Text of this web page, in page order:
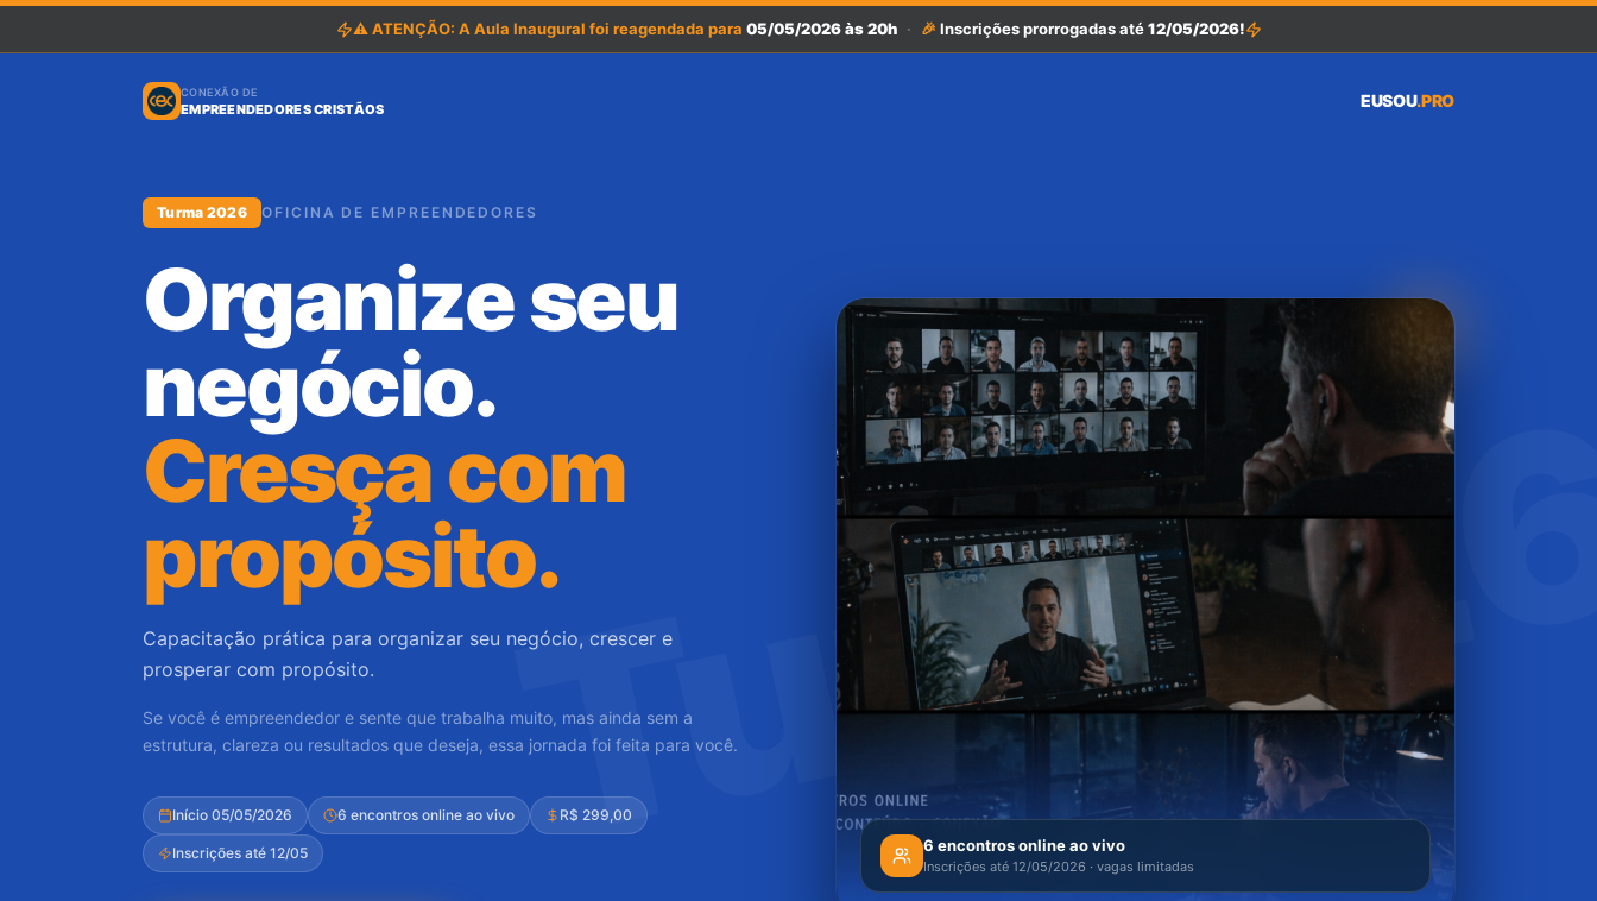
⚠️ ATENÇÃO: A Aula Inaugural foi reagendada para 05/05/2026 às 20h · 🎉 Inscrições prorrogadas até12/05/2026!
CONEXÃO DE
EMPREENDEDORES CRISTÃOS EUSOU.PRO
Turma 2026 OFICINA DE EMPREENDEDORES
Organize seu
negócio.
Cresça com
propósito.
Capacitação prática para organizar seu negócio, crescer e
prosperar com propósito.
Se você é empreendedor e sente que trabalha muito, mas ainda sem a
estrutura, clareza ou resultados que deseja, essa jornada foi feita para você.
Início 05/05/2026 6 encontros online ao vivo R$ 299,00
Inscrições até 12/05 6 encontros online ao vivo
Inscrições até 12/05/2026 · vagas limitadas